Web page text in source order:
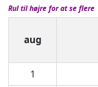
Rul til højre for at se flere
aug
1